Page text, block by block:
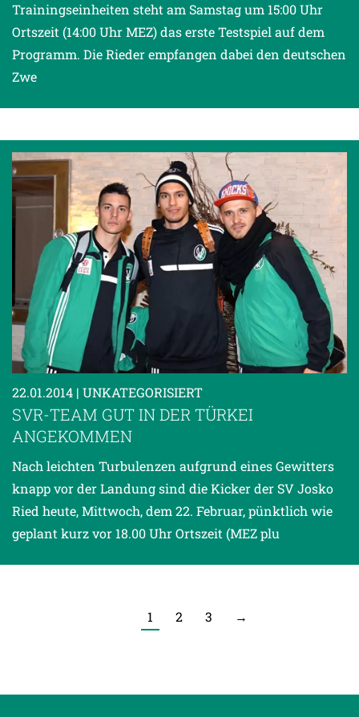
Trainingseinheiten steht am Samstag um 15:00 Uhr
Ortszeit (14:00 Uhr MEZ) das erste Testspiel auf dem
Programm. Die Rieder empfangen dabei den deutschen
Zwe
22.01.2014 | UNKATEGORISIERT
SVR-TEAM GUT IN DER TÜRKEI
ANGEKOMMEN
Nach leichten Turbulenzen aufgrund eines Gewitters
knapp vor der Landung sind die Kicker der SV Josko
Ried heute, Mittwoch, dem 22. Februar, pünktlich wie
geplant kurz vor 18.00 Uhr Ortszeit (MEZ plu
1 2 3 →